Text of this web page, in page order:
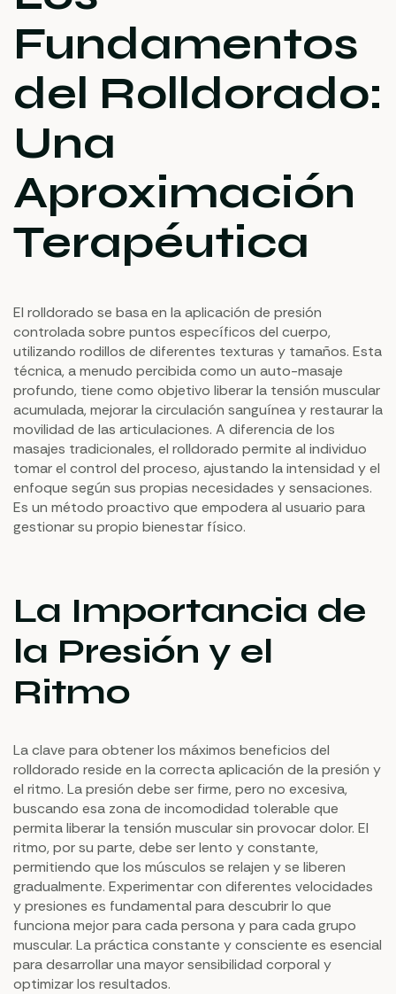
Fundamentos
del Rolldorado:
Una
Aproximación
Terapéutica
El rolldorado se basa en la aplicación de presión
controlada sobre puntos específicos del cuerpo,
utilizando rodillos de diferentes texturas y tamaños. Esta
técnica, a menudo percibida como un auto-masaje
profundo, tiene como objetivo liberar la tensión muscular
acumulada, mejorar la circulación sanguínea y restaurar la
movilidad de las articulaciones. A diferencia de los
masajes tradicionales, el rolldorado permite al individuo
tomar el control del proceso, ajustando la intensidad y el
enfoque según sus propias necesidades y sensaciones.
Es un método proactivo que empodera al usuario para
gestionar su propio bienestar físico.
La Importancia de
la Presión y el
Ritmo
La clave para obtener los máximos beneficios del
rolldorado reside en la correcta aplicación de la presión y
el ritmo. La presión debe ser firme, pero no excesiva,
buscando esa zona de incomodidad tolerable que
permita liberar la tensión muscular sin provocar dolor. El
ritmo, por su parte, debe ser lento y constante,
permitiendo que los músculos se relajen y se liberen
gradualmente. Experimentar con diferentes velocidades
y presiones es fundamental para descubrir lo que
funciona mejor para cada persona y para cada grupo
muscular. La práctica constante y consciente es esencial
para desarrollar una mayor sensibilidad corporal y
optimizar los resultados.